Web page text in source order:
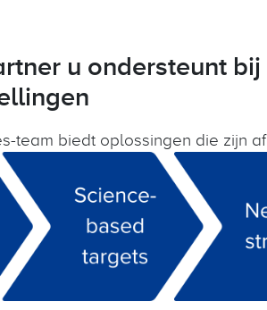
u ondersteunt
team biedt oplossingen die zijn